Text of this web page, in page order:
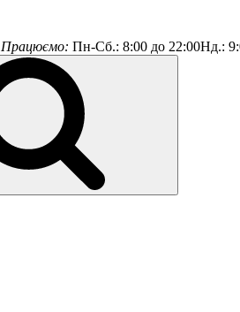
Працюємо: Пн-Сб.: 8:00 до 22:00Нд.: